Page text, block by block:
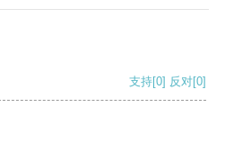
支持[0] 反对[0]